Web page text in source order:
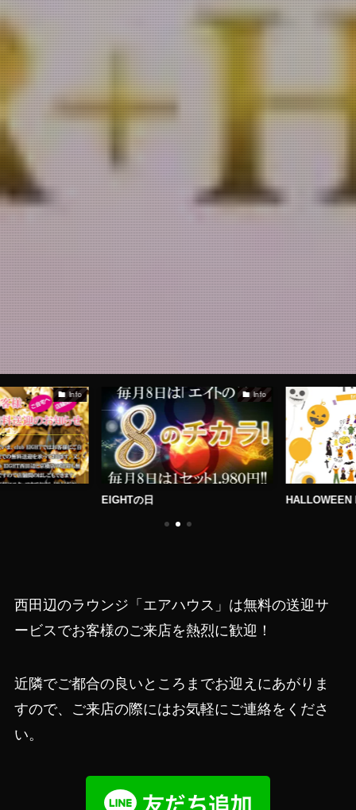
Info Info
EIGHTの日 HALLOWEEN
西田辺のラウンジ「エアハウス」は無料の送迎サ
ービスでお客様のご来店を熱烈に歓迎！
近隣でご都合の良いところまでお迎えにあがりま
すので、ご来店の際にはお気軽にご連絡をくださ
い。